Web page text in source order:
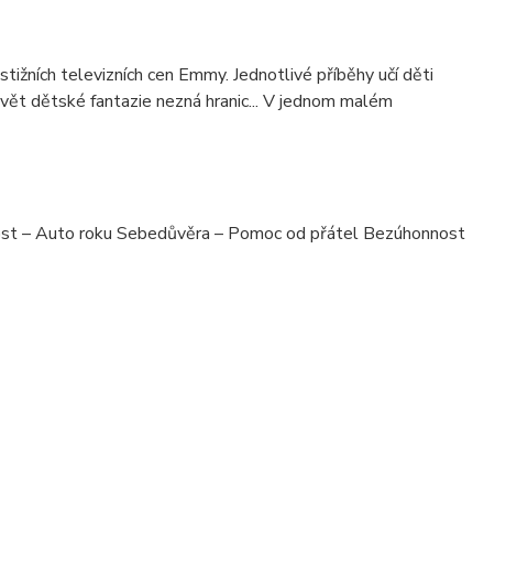
televizních cen Emmy. Jednotlivé příběhy učí děti
dětské fantazie nezná hranic... V jednom malém
– Auto roku Sebedůvěra – Pomoc od přátel Bezúhonnost